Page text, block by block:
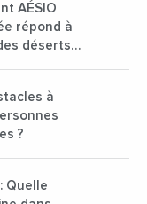
AÉSIO
répond à
déserts
à
?
Quelle